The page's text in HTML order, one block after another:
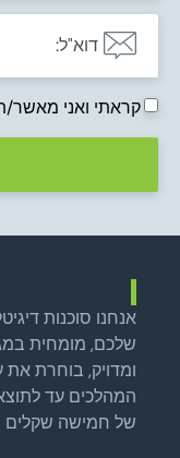
קראתי ואני
ומדויק, בוחרת את
המהלכים עד
של חמישה שקלים